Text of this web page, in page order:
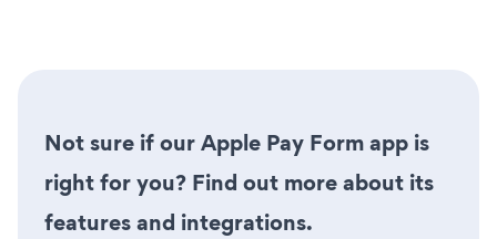
Not sure if our Apple Pay Form app is
right for you? Find out more about its
features and integrations.